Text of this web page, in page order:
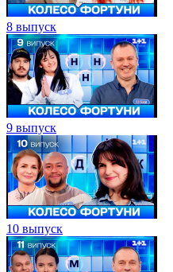
8 выпуск
9 выпуск
10 выпуск